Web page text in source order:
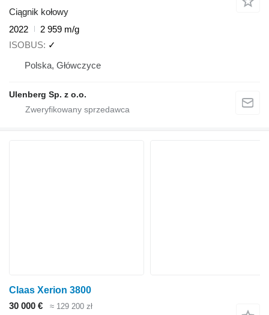
Ciągnik kołowy
2022
2 959 m/g
ISOBUS ✓
Polska, Główczyce
Ulenberg Sp. z o.o.
Claas Xerion 3800
30 000 €
≈ 129 200 zł